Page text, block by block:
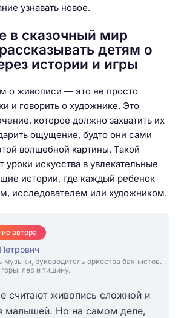
узнавать новое.
в сказочный мир
детям о
истории и игры
о живописи — это не просто
и говорить о художнике. Это
которое должно захватить их
ощущение, будто они сами
волшебной картины. Такой
уроки искусства в увлекательные
истории, где каждый ребенок
исследователем или художником.
автора
музыки, руководитель оркестра баянистов.
лес и тишину.
считают живопись сложной и
малышей. Но на самом деле,